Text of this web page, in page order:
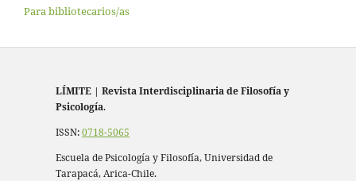
Para bibliotecarios/as
LÍMITE | Revista Interdisciplinaria de Filosofía y
Psicología.
ISSN:0718-5065
Escuela de Psicología y Filosofía, Universidad de
Tarapacá, Arica-Chile.